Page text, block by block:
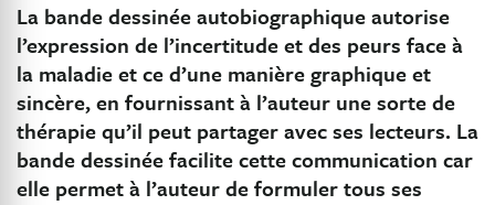
La bande dessinée autobiographique autorise
l’expression de l’incertitude et des peurs face à
la maladie et ce d’une manière graphique et
sincère, en fournissant à l’auteur une sorte de
thérapie qu’il peut partager avec ses lecteurs. La
bande dessinée facilite cette communication car
elle permet à l’auteur de formuler tous ses